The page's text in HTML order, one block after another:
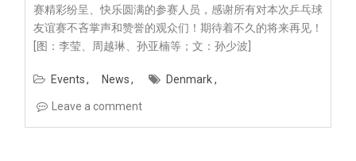
赛精彩纷呈、快乐圆满的参赛人员，感谢所有对本次乒乓球
友谊赛不吝掌声和赞誉的观众们！期待着不久的将来再见！
[图：李莹、周越琳、孙亚楠等；文：孙少波]
Events News Denmark
Leave a comment